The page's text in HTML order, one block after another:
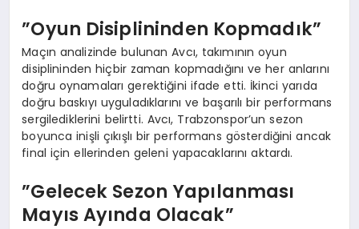
”Oyun Disiplininden Kopmadık”
Maçın analizinde bulunan Avcı, takımının oyun
disiplininden hiçbir zaman kopmadığını ve her anlarını
doğru oynamaları gerektiğini ifade etti. İkinci yarıda
doğru baskıyı uyguladıklarını ve başarılı bir performans
sergilediklerini belirtti. Avcı, Trabzonspor’un sezon
boyunca inişli çıkışlı bir performans gösterdiğini ancak
final için ellerinden geleni yapacaklarını aktardı.
”Gelecek Sezon Yapılanması
Mayıs Ayında Olacak”